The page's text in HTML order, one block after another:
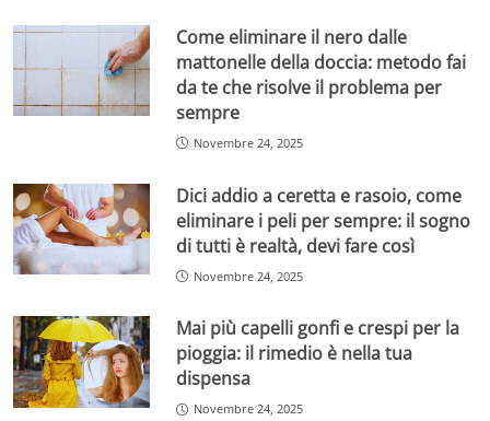
Come eliminare il nero dalle
mattonelle della doccia: metodo fai
da te che risolve il problema per
sempre
Novembre 24, 2025
Dici addio a ceretta e rasoio, come
eliminare i peli per sempre: il sogno
di tutti è realtà, devi fare così
Novembre 24, 2025
Mai più capelli gonfi e crespi per la
pioggia: il rimedio è nella tua
dispensa
Novembre 24, 2025